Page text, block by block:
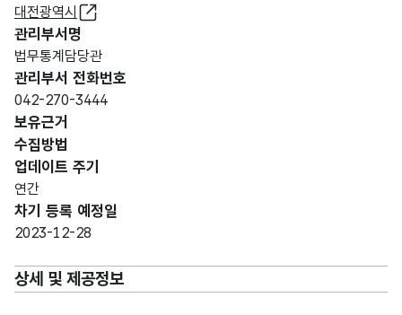
대전광역시
관리부서명
법무통계담당관
관리부서 전화번호
042-270-3444
보유근거
수집방법
업데이트 주기
연간
차기 등록 예정일
2023-12-28
상세 및 제공정보